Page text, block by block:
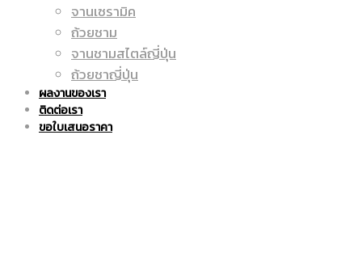
แก้ว
มัค
|
จานเซรามิค
ถ้วยชาม
จานชามสไตล์ญี่ปุ่น
ถ้วยชาญี่ปุ่น
ผลงานของเรา
ติดต่อเรา
ขอใบเสนอราคา